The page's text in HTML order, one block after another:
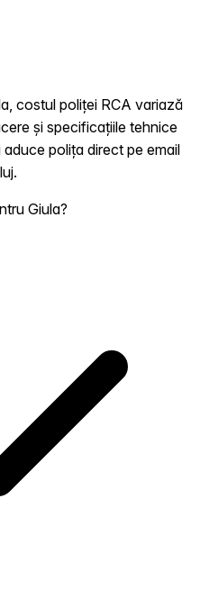
costul poliței RCA variază
și specificațiile tehnice
polița direct pe email
Giula?